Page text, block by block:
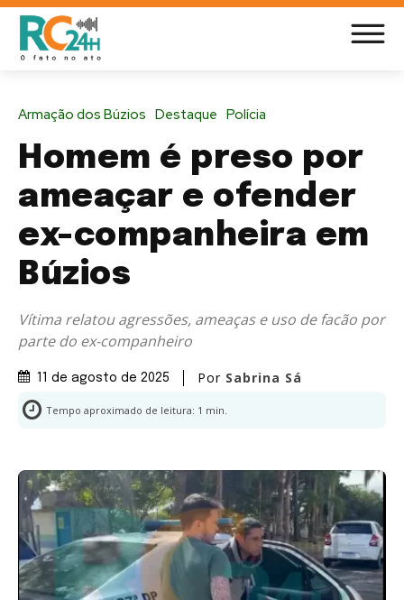
Armação dos Búzios Destaque Polícia
Homem é preso por
ameaçar e ofender
ex-companheira em
Búzios
Vítima relatou agressões, ameaças e uso de facão por
parte do ex-companheiro
11 de agosto de 2025 Por Sabrina Sá
Tempo aproximado de leitura: 1 min.